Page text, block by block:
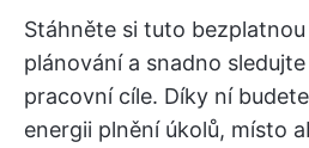
Stáhněte si tuto
plánování a snadno
pracovní cíle. Díky ní
energii plnění úkolů, místo